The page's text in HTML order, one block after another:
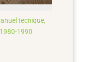
tecnique,
1990